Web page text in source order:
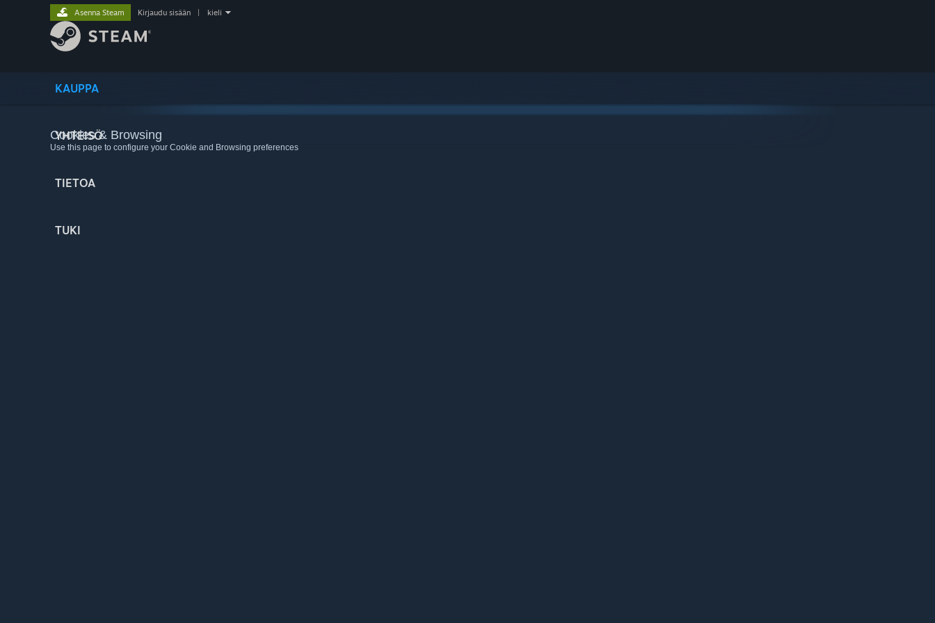
KAUPPA
YHTEISÖ
TIETOA
TUKI
Asenna Steam Kirjaudu sisään kieli
Cookies & Browsing
Use this page to configure your Cookie and Browsing preferences